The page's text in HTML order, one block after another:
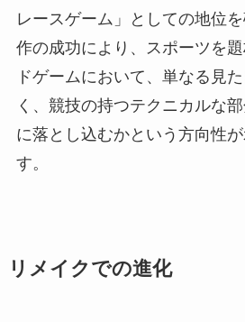
レースゲーム」としての地位
作の成功により、スポーツを
ドゲームにおいて、単なる見
く、競技の持つテクニカルな
に落とし込むかという方向性
す。
リメイクでの進化